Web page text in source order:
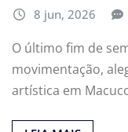
8 jun, 2026
O último fim de
movimentação,
artística em